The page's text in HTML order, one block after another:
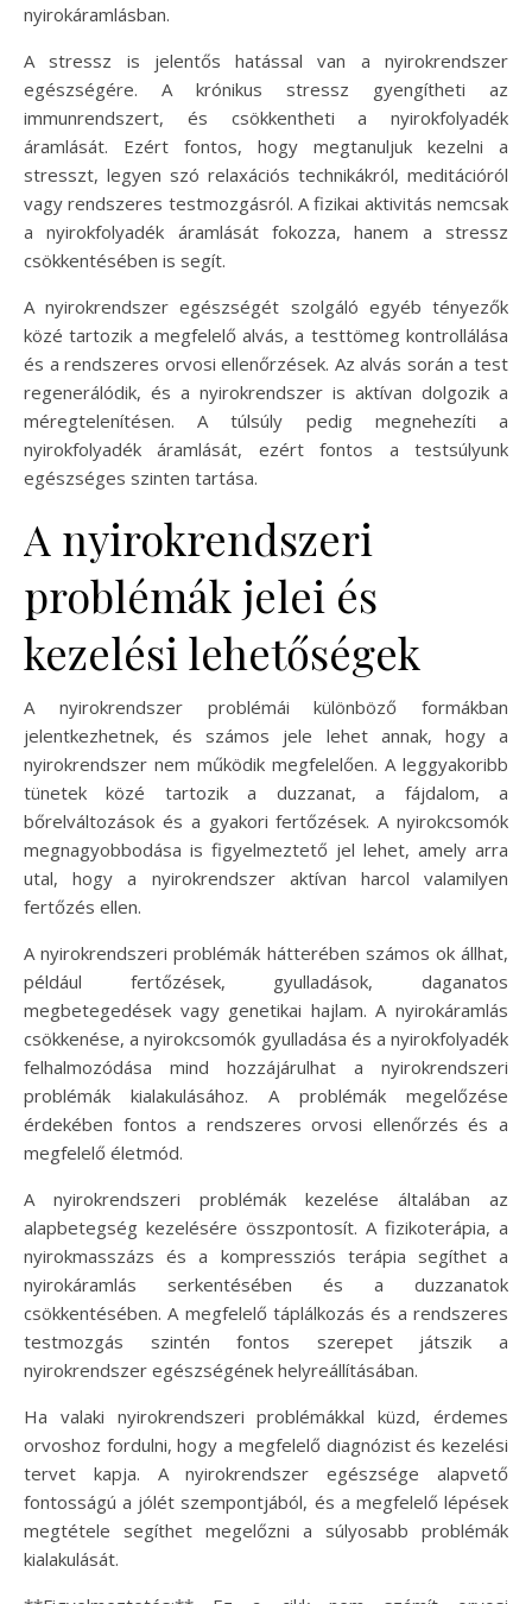
nyirokáramlásban.
A stressz is jelentős hatással van a nyirokrendszer
egészségére. A krónikus stressz gyengítheti az
immunrendszert, és csökkentheti a nyirokfolyadék
áramlását. Ezért fontos, hogy megtanuljuk kezelni a
stresszt, legyen szó relaxációs technikákról, meditációról
vagy rendszeres testmozgásról. A fizikai aktivitás nemcsak
a nyirokfolyadék áramlását fokozza, hanem a stressz
csökkentésében is segít.
A nyirokrendszer egészségét szolgáló egyéb tényezők
közé tartozik a megfelelő alvás, a testtömeg kontrollálása
és a rendszeres orvosi ellenőrzések. Az alvás során a test
regenerálódik, és a nyirokrendszer is aktívan dolgozik a
méregtelenítésen. A túlsúly pedig megnehezíti a
nyirokfolyadék áramlását, ezért fontos a testsúlyunk
egészséges szinten tartása.
A nyirokrendszeri
problémák jelei és
kezelési lehetőségek
A nyirokrendszer problémái különböző formákban
jelentkezhetnek, és számos jele lehet annak, hogy a
nyirokrendszer nem működik megfelelően. A leggyakoribb
tünetek közé tartozik a duzzanat, a fájdalom, a
bőrelváltozások és a gyakori fertőzések. A nyirokcsomók
megnagyobbodása is figyelmeztető jel lehet, amely arra
utal, hogy a nyirokrendszer aktívan harcol valamilyen
fertőzés ellen.
A nyirokrendszeri problémák hátterében számos ok állhat,
például fertőzések, gyulladások, daganatos
megbetegedések vagy genetikai hajlam. A nyirokáramlás
csökkenése, a nyirokcsomók gyulladása és a nyirokfolyadék
felhalmozódása mind hozzájárulhat a nyirokrendszeri
problémák kialakulásához. A problémák megelőzése
érdekében fontos a rendszeres orvosi ellenőrzés és a
megfelelő életmód.
A nyirokrendszeri problémák kezelése általában az
alapbetegség kezelésére összpontosít. A fizikoterápia, a
nyirokmasszázs és a kompressziós terápia segíthet a
nyirokáramlás serkentésében és a duzzanatok
csökkentésében. A megfelelő táplálkozás és a rendszeres
testmozgás szintén fontos szerepet játszik a
nyirokrendszer egészségének helyreállításában.
Ha valaki nyirokrendszeri problémákkal küzd, érdemes
orvoshoz fordulni, hogy a megfelelő diagnózist és kezelési
tervet kapja. A nyirokrendszer egészsége alapvető
fontosságú a jólét szempontjából, és a megfelelő lépések
megtétele segíthet megelőzni a súlyosabb problémák
kialakulását.